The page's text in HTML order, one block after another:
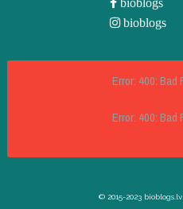
bioblogs
bioblogs
Error: 400: Bad
Error: 400: Bad
© 2015-2023